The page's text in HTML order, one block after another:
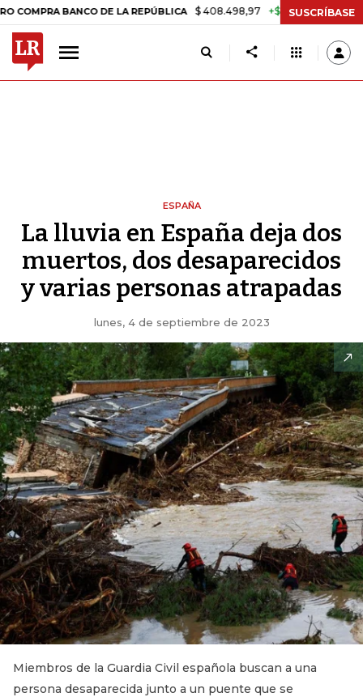
BANCO DE LA REPÚBLICA $ 408.498,97 +$ 8.753,81 +2,19% TASA
SUSCRÍBASE
ESPAÑA
La lluvia en España deja dos
muertos, dos desaparecidos
y varias personas atrapadas
lunes, 4 de septiembre de 2023
Miembros de la Guardia Civil española buscan a una
persona desaparecida junto a un puente que se